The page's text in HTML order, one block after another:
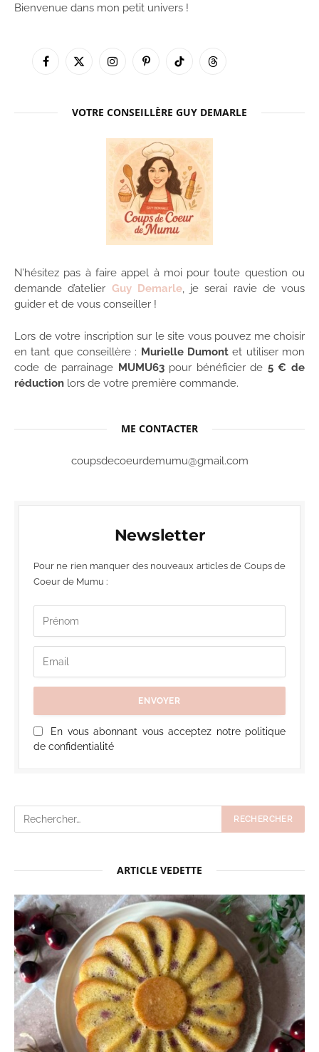
Bienvenue dans mon petit univers !
Facebook
X
InstagramPinterestTikTok Threads
VOTRE CONSEILLÈRE GUY DEMARLE
N’hésitez pas à faire appel à moi pour toute question ou
demande d’atelier Guy Demarle, je serai ravie de vous
guider et de vous conseiller !
Lors de votre inscription sur le site vous pouvez me choisir
en tant que conseillère : Murielle Dumont et utiliser mon
code de parrainage MUMU63pour bénéficier de 5 € de
réduction lors de votre première commande.
ME CONTACTER
coupsdecoeurdemumu@gmail.com
Newsletter
Pour ne rien manquer des nouveaux articles de Coups de
Coeur de Mumu :
En vous abonnant vous acceptez notre politique
de confidentialité
ARTICLE VEDETTE